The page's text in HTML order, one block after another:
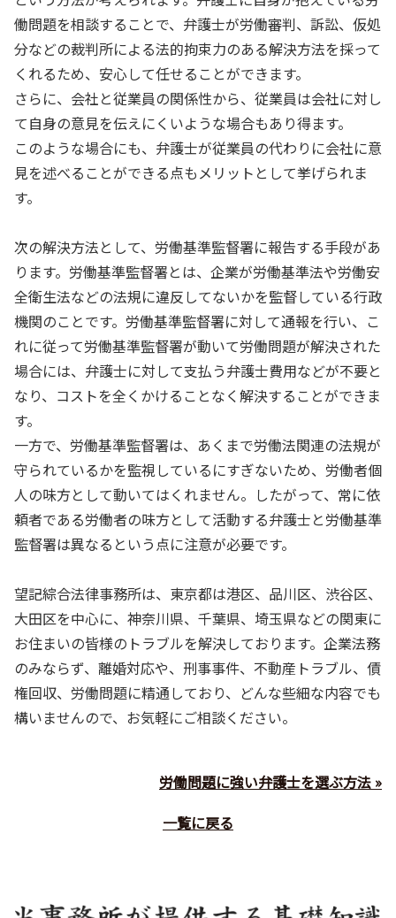
働問題を相談することで、弁護士が労働審判、訴訟、仮処
分などの裁判所による法的拘束力のある解決方法を採って
くれるため、安心して任せることができます。
さらに、会社と従業員の関係性から、従業員は会社に対し
て自身の意見を伝えにくいような場合もあり得ます。
このような場合にも、弁護士が従業員の代わりに会社に意
見を述べることができる点もメリットとして挙げられま
す。
次の解決方法として、労働基準監督署に報告する手段があ
ります。労働基準監督署とは、企業が労働基準法や労働安
全衛生法などの法規に違反してないかを監督している行政
機関のことです。労働基準監督署に対して通報を行い、こ
れに従って労働基準監督署が動いて労働問題が解決された
場合には、弁護士に対して支払う弁護士費用などが不要と
なり、コストを全くかけることなく解決することができま
す。
一方で、労働基準監督署は、あくまで労働法関連の法規が
守られているかを監視しているにすぎないため、労働者個
人の味方として動いてはくれません。したがって、常に依
頼者である労働者の味方として活動する弁護士と労働基準
監督署は異なるという点に注意が必要です。
望記綜合法律事務所は、東京都は港区、品川区、渋谷区、
大田区を中心に、神奈川県、千葉県、埼玉県などの関東に
お住まいの皆様のトラブルを解決しております。企業法務
のみならず、離婚対応や、刑事事件、不動産トラブル、債
権回収、労働問題に精通しており、どんな些細な内容でも
構いませんので、お気軽にご相談ください。
労働問題に強い弁護士を選ぶ方法 »
一覧に戻る